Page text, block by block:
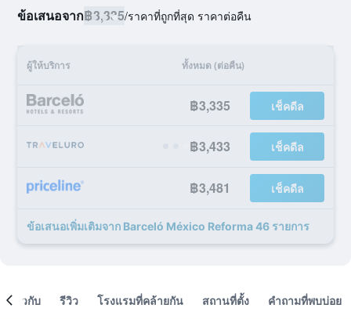
ข้อเสนอจาก฿3,335/ราคาที่ถูกที่สุด ราคาต่อคืน
ผู้ให้บริการ ทั้งหมด (ต่อคืน)
฿3,335 เช็คดีล
฿3,433 เช็คดีล
฿3,481 เช็คดีล
ข้อเสนอเพิ่มเติมจาก Barceló México Reforma 46 รายการ
เกี่ยวกับ รีวิว โรงแรมที่คล้ายกัน สถานที่ตั้ง คำถามที่พบบ่อย